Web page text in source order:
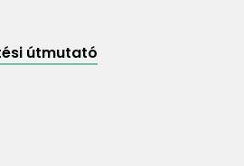
útmutató